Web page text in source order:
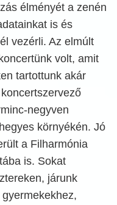
élményét a zenén
is és
vezérli. Az elmúlt
volt, amit
tartottunk akár
negyven
környékén. Jó
a Filharmónia
is. Sokat
járunk